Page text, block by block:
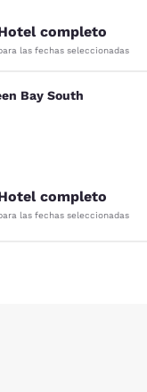
completo
las fechas seleccionadas
Bay South
Bay South
Excelente. 1064 reseñas
completo
las fechas seleccionadas